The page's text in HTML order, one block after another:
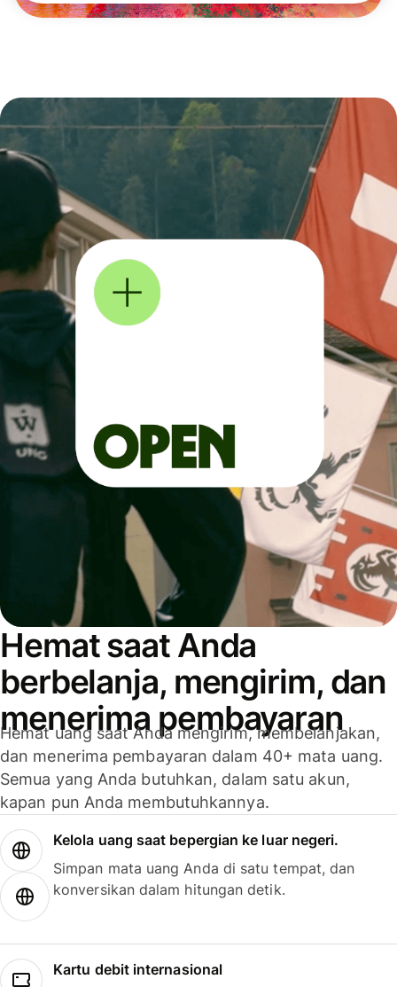
Hemat saat Anda
berbelanja, mengirim, dan
menerima pembayaran
Hemat uang saat Anda mengirim, membelanjakan,
dan menerima pembayaran dalam 40+ mata uang.
Semua yang Anda butuhkan, dalam satu akun,
kapan pun Anda membutuhkannya.
Kelola uang saat bepergian ke luar negeri.
Simpan mata uang Anda di satu tempat, dan
konversikan dalam hitungan detik.
Kartu debit internasional